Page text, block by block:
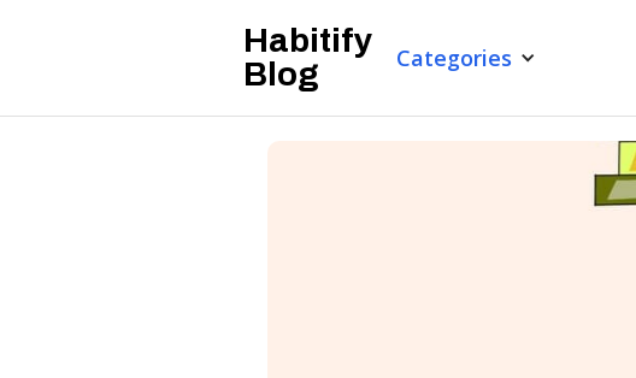
Habitify
Blog
Categories